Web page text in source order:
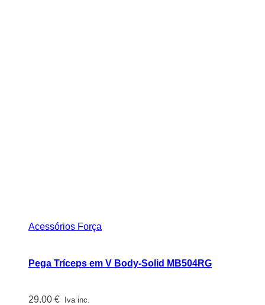
Acessórios Força
Pega Tríceps em V Body-Solid MB504RG
29.00 € Iva inc.